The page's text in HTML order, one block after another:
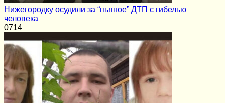
Нижегородку осудили за “пьяное” ДТП с гибелью
человека
0714